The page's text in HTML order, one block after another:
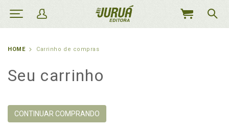
MEU
HOME Carrinho de compras
Seu carrinho
CONTINUAR COMPRANDO